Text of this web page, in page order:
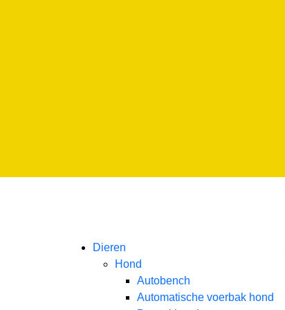
Dieren
Hond
Autobench
Automatische voerbak hond